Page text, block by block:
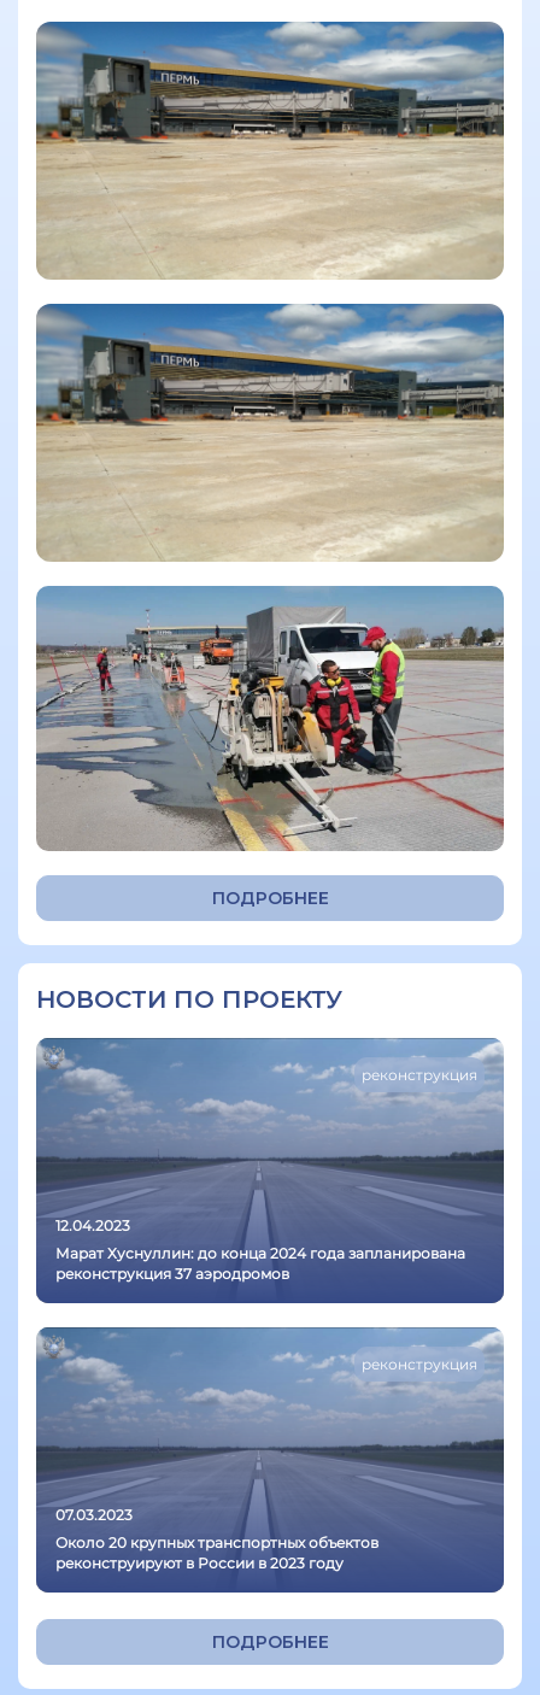
Смотреть еще
ПОДРОБНЕЕ
НОВОСТИ ПО ПРОЕКТУ
реконструкция
12.04.2023
Марат Хуснуллин: до конца 2024 года запланирована
реконструкция 37 аэродромов
реконструкция
07.03.2023
Около 20 крупных транспортных объектов
реконструируют в России в 2023 году
ПОДРОБНЕЕ